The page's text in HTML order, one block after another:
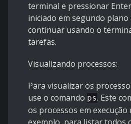
terminal e pressionar
iniciado em segundo plano
continuar usando o
tarefas.
Visualizando processos:
Para visualizar os
use o comando ps. Este
os processos em